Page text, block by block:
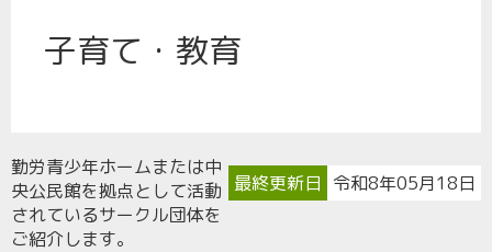
子育て・教育
最終更新日 令和8年05月18日
勤労青少年ホームまたは中
央公民館を拠点として活動
されているサークル団体を
ご紹介します。